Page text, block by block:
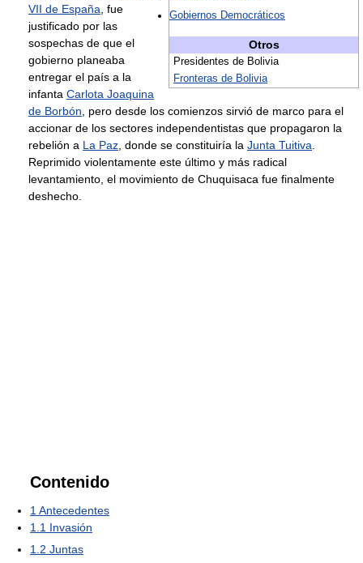
Gobiernos Democráticos
Otros
Presidentes de Bolivia
Fronteras de Bolivia
VII de España , fue
justificado por las
sospechas de que el
gobierno planeaba
entregar el país a la
infanta Carlota Joaquina
de Borbón , pero desde los comienzos sirvió de marco para el
accionar de los sectores independentistas que propagaron la
rebelión a La Paz , donde se constituiría la Junta Tuitiva
Reprimido violentamente este último y más radical
levantamiento, el movimiento de Chuquisaca fue finalmente
deshecho.
Contenido
1 Antecedentes
1.1 Invasión
1.2 Juntas